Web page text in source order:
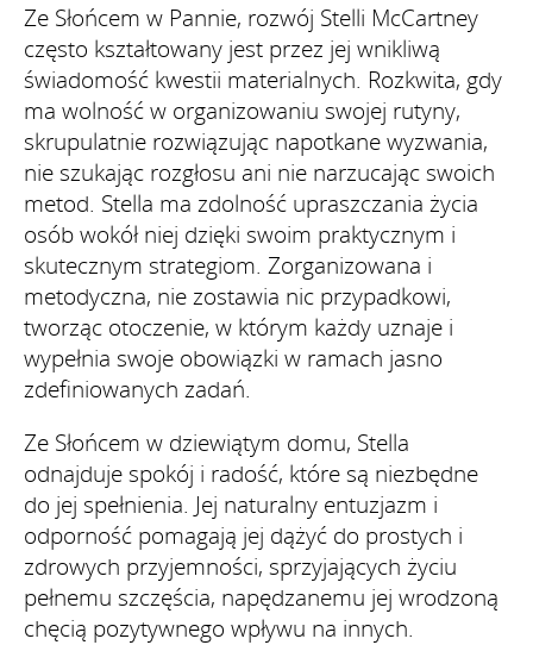
Ze Słońcem w Pannie, rozwój Stelli McCartney
często kształtowany jest przez jej wnikliwą
świadomość kwestii materialnych. Rozkwita, gdy
ma wolność w organizowaniu swojej rutyny,
skrupulatnie rozwiązując napotkane wyzwania,
nie szukając rozgłosu ani nie narzucając swoich
metod. Stella ma zdolność upraszczania życia
osób wokół niej dzięki swoim praktycznym i
skutecznym strategiom. Zorganizowana i
metodyczna, nie zostawia nic przypadkowi,
tworząc otoczenie, w którym każdy uznaje i
wypełnia swoje obowiązki w ramach jasno
zdefiniowanych zadań.
Ze Słońcem w dziewiątym domu, Stella
odnajduje spokój i radość, które są niezbędne
do jej spełnienia. Jej naturalny entuzjazm i
odporność pomagają jej dążyć do prostych i
zdrowych przyjemności, sprzyjających życiu
pełnemu szczęścia, napędzanemu jej wrodzoną
chęcią pozytywnego wpływu na innych.